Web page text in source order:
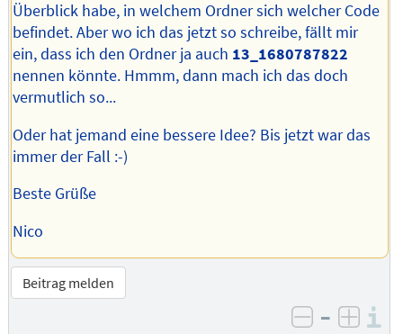
Überblick habe, in welchem Ordner sich welcher Code
befindet. Aber wo ich das jetzt so schreibe, fällt mir
ein, dass ich den Ordner ja auch 13_1680787822
nennen könnte. Hmmm, dann mach ich das doch
vermutlich so...
Oder hat jemand eine bessere Idee? Bis jetzt war das
immer der Fall :-)
Beste Grüße
Nico
Beitrag melden
negativ
–